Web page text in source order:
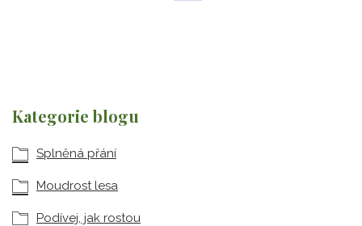
Kategorie blogu
Splněná přání
Moudrost lesa
Podívej, jak rostou